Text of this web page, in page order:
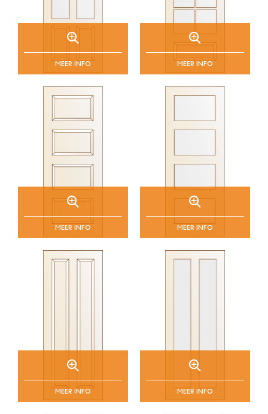
duurzaam hardhout. Berg Deuren combineert kennis,
kunde en geavanceerde productietechnieken met
ontwerp en kwaliteitssterkte. Dit maakt dat de plaat,
paneel, glas en brandwerende deuren voorzien zijn van
isolerende, duurzame en geluidswerende eigenschappen.
Levering
Voor opdrachtgevers zoals timmerfabrieken,
renovatiebedrijven en deurenshowrooms staan wij
onze maatwerk deuren voor de professionele markt
worden binnen 15 dagen geleverd.
Bekijk hieronder al onze houten binnendeuren. Laat u
inspireren en download alle specificaties voor uw
deuren? Zoek een dealer bij u in de buurt.
MEER INFO MEER INFO
MEER INFO MEER INFO
MEER INFO MEER INFO